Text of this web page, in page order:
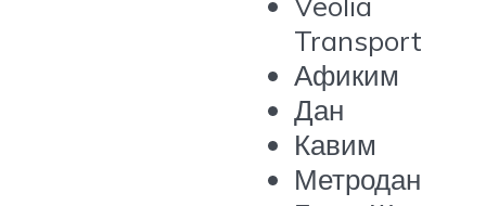
Transport
Афиким
Дан
Кавим
Метродан